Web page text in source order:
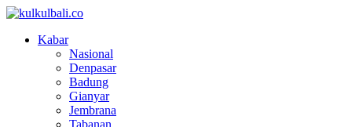
Kabar
Nasional
Denpasar
Badung
Gianyar
Jembrana
Tabanan